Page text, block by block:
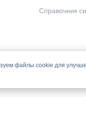
Справочник
использована для
являются публичной
файлы cookie для